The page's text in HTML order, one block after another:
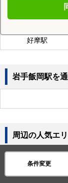
条件変更
厨川駅
好摩駅
岩手飯岡駅を
周辺の人気エ
盛岡市